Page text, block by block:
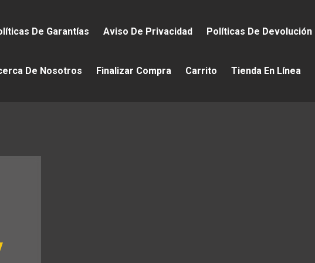
De Garantías Aviso De Privacidad Políticas De Devolución
De Nosotros Finalizar Compra Carrito Tienda En Línea